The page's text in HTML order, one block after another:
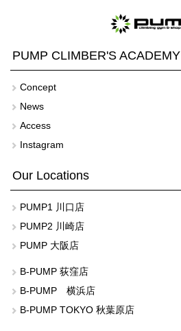
PUMP CLIMBER'S ACADEMY
Concept
News
Access
Instagram
Our Locations
PUMP1 川口店
PUMP2 川崎店
PUMP 大阪店
B-PUMP 荻窪店
B-PUMP 横浜店
B-PUMP TOKYO 秋葉原店